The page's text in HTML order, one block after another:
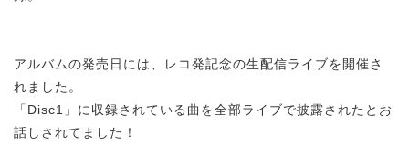
アルバムの発売日には、レコ発記念の生配信ライブを開催さ
れました。
「Disc1」に収録されている曲を全部ライブで披露されたとお
話しされてました！